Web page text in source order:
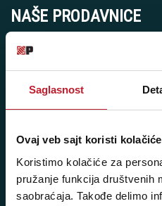
Saglasnost
Ovaj veb sajt koristi kolačiće
Koristimo kolačiće za
pružanje funkcija društvenih
saobraćaja. Takođe delimo
NAŠE PRODAVNICE
Beograd - Svetogorska 9
+381 11 3347 442
+381 11 3347 615
+381 11 3347 883
+381 11 2688 067